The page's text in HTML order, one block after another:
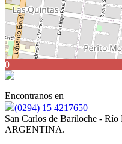
0
Encontranos en
(0294) 15 4217650
San Carlos de Bariloche -
ARGENTINA.